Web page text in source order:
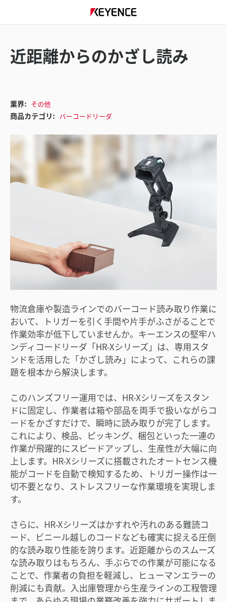
近距離からのかざし読み
業界: その他
商品カテゴリ: バーコードリーダ
物流倉庫や製造ラインでのバーコード読み取り作業に
おいて、トリガーを引く手間や片手がふさがることで
作業効率が低下していませんか。キーエンスの堅牢ハ
ンディコードリーダ「HR-Xシリーズ」は、専用スタ
ンドを活用した「かざし読み」によって、これらの課
題を根本から解決します。
このハンズフリー運用では、HR-Xシリーズをスタン
ドに固定し、作業者は箱や部品を両手で扱いながらコ
ードをかざすだけで、瞬時に読み取りが完了します。
これにより、検品、ピッキング、梱包といった一連の
作業が飛躍的にスピードアップし、生産性が大幅に向
上します。HR-Xシリーズに搭載されたオートセンス機
能がコードを自動で検知するため、トリガー操作は一
切不要となり、ストレスフリーな作業環境を実現しま
す。
さらに、HR-Xシリーズはかすれや汚れのある難読コ
ード、ビニール越しのコードなども確実に捉える圧倒
的な読み取り性能を誇ります。近距離からのスムーズ
な読み取りはもちろん、手ぶらでの作業が可能になる
ことで、作業者の負担を軽減し、ヒューマンエラーの
削減にも貢献。入出庫管理から生産ラインの工程管理